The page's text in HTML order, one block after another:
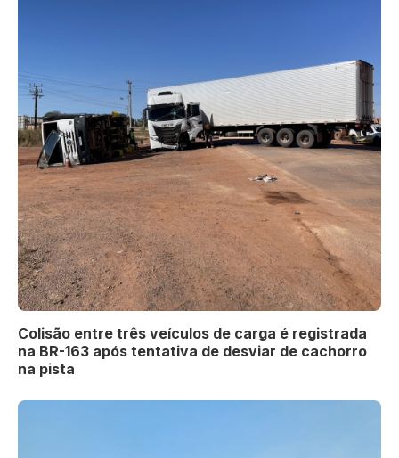
Colisão entre três veículos de carga é registrada
na BR-163 após tentativa de desviar de cachorro
na pista